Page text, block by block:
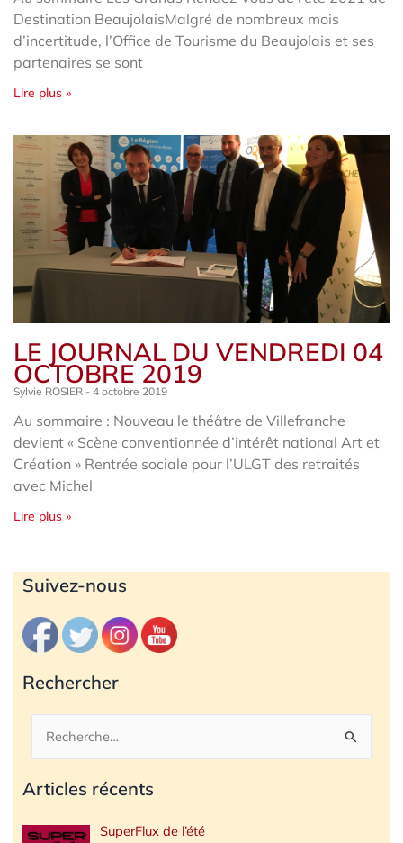
Destination BeaujolaisMalgré de nombreux mois
d’incertitude, l’Office de Tourisme du Beaujolais et ses
partenaires se sont
Lire plus »
LE JOURNAL DU VENDREDI 04
OCTOBRE 2019
Sylvie ROSIER 4 octobre 2019
Au sommaire : Nouveau le théâtre de Villefranche
devient « Scène conventionnée d’intérêt national Art et
Création » Rentrée sociale pour l’ULGT des retraités
avec Michel
Lire plus »
Suivez-nous
Rechercher
Rechercher :
Articles récents
SuperFlux de l’été
Archives